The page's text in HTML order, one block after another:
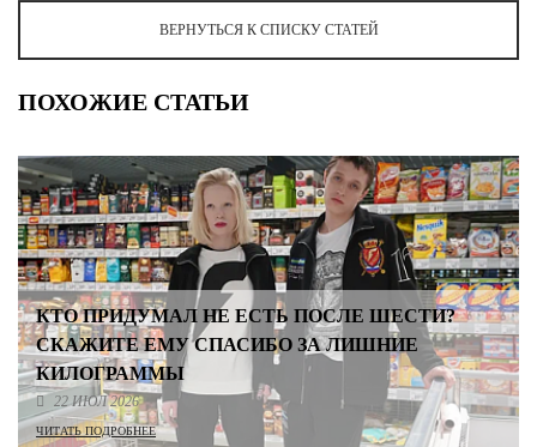
ВЕРНУТЬСЯ К СПИСКУ СТАТЕЙ
ПОХОЖИЕ СТАТЬИ
КТО ПРИДУМАЛ НЕ ЕСТЬ ПОСЛЕ ШЕСТИ?
СКАЖИТЕ ЕМУ СПАСИБО ЗА ЛИШНИЕ
КИЛОГРАММЫ
22 ИЮЛ 2026
ЧИТАТЬ ПОДРОБНЕЕ